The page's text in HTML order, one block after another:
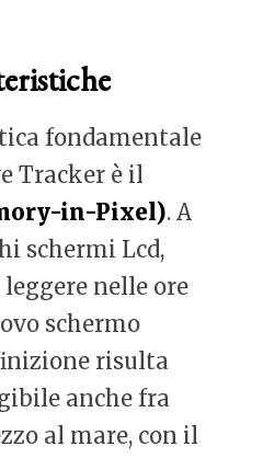
fondamentale
Tracker è il
in-Pixel). A
schermi Lcd,
nelle ore
schermo
risulta
anche fra
al mare, con il